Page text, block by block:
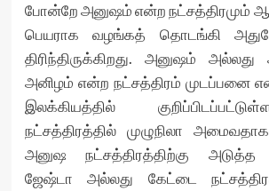
போன்றே அனுஷம் என்ற நட்சத்திரமும்
பெயராக வழங்கத் தொடங்கி
திரிந்திருக்கிறது. அனுஷம்
அனிழம் என்ற நட்சத்திரம் முடப்பனை
இலக்கியத்தில்
நட்சத்திரத்தில் முழுநிலா
அனுஷ நட்சத்திரத்திற்கு அடுத்த
ஜேஷ்டா அல்லது கேட்டை